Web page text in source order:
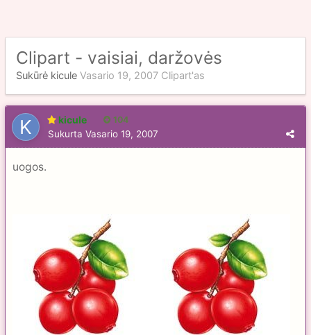
Clipart - vaisiai, daržovės
Sukūrė kicule Vasario 19, 2007 Clipart'as
kicule 104
Sukurta Vasario 19, 2007
uogos.